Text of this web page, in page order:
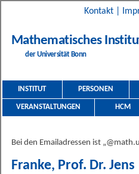
Kontakt
Mathematisches
der Universität Bonn
INSTITUT PERSONEN
VERANSTALTUNGEN HCM
Bei den Emailadressen ist
Franke, Prof. Dr. Jens